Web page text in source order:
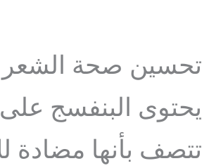
تحسين صحة الشعر
يحتوى البنفسج
تتصف بأنها مضادة